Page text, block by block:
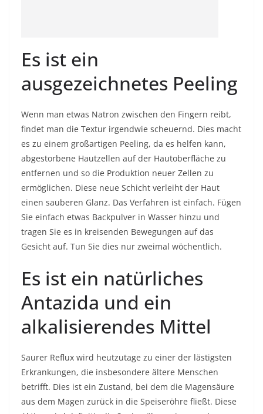
Es ist ein
ausgezeichnetes Peeling
Wenn man etwas Natron zwischen den Fingern reibt,
findet man die Textur irgendwie scheuernd. Dies macht
es zu einem großartigen Peeling, da es helfen kann,
abgestorbene Hautzellen auf der Hautoberfläche zu
entfernen und so die Produktion neuer Zellen zu
ermöglichen. Diese neue Schicht verleiht der Haut
einen sauberen Glanz. Das Verfahren ist einfach. Fügen
Sie einfach etwas Backpulver in Wasser hinzu und
tragen Sie es in kreisenden Bewegungen auf das
Gesicht auf. Tun Sie dies nur zweimal wöchentlich.
Es ist ein natürliches
Antazida und ein
alkalisierendes Mittel
Saurer Reflux wird heutzutage zu einer der lästigsten
Erkrankungen, die insbesondere ältere Menschen
betrifft. Dies ist ein Zustand, bei dem die Magensäure
aus dem Magen zurück in die Speiseröhre fließt. Diese